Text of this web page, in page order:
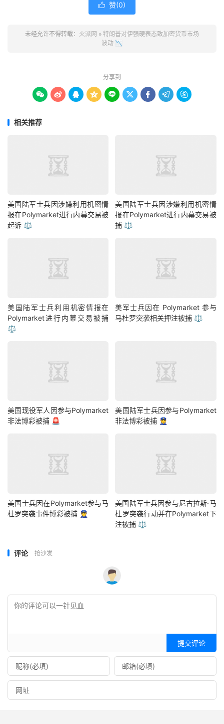
 赞(0)
未经允许不得转载： 火派网 » 特朗普对伊强硬表态致加密货币市场
波动 📉
分享到
        
相关推荐
美国陆军士兵因涉嫌利用机密情
报在Polymarket进行内幕交易被
起诉 ⚖️
美国陆军士兵因涉嫌利用机密情
报在Polymarket进行内幕交易被
捕 ⚖️
美国陆军士兵利用机密情报在
Polymarket进行内幕交易被捕
⚖️
美军士兵因在 Polymarket 参与
马杜罗突袭相关押注被捕 ⚖️
美国现役军人因参与Polymarket
非法博彩被捕 🚨
美国陆军士兵因参与Polymarket
非法博彩被捕 👮
美国士兵因在Polymarket参与马
杜罗突袭事件博彩被捕 👮
美国陆军士兵因参与尼古拉斯·马
杜罗突袭行动并在Polymarket下
注被捕 ⚖️
评论 抢沙发
提交评论